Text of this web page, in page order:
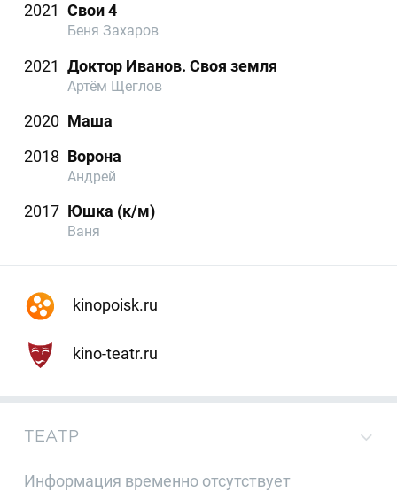
2021 Свои 4
Беня Захаров
2021 Доктор Иванов. Своя земля
Артём Щеглов
2020 Маша
2018 Ворона
Андрей
2017 Юшка (к/м)
Ваня
kinopoisk.ru
kino-teatr.ru
ТЕАТР
Информация временно отсутствует